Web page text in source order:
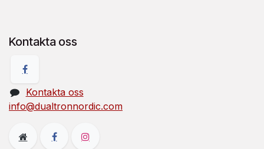
Kontakta oss
Kontakta oss
info@dualtronnordic.com